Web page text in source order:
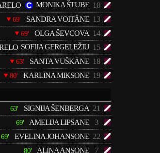
MONIKA ŠTUBE 10
69' SANDRA VOITĀNE 13
69' OLGA ŠEVCOVA 14
SOFIJA GERGELEŽIU 15
63' SANTA VUŠKĀNE 18
80' KARLĪNA MIKSONE 19
63' SIGNIJA ŠENBERGA 21
69' AMELIJA LIPSANE 3
69' EVELINA JOHANSONE 22
80' ALĪNA ANSONE 7